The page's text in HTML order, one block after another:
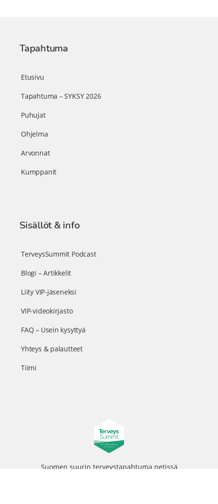
Tapahtuma
Etusivu
Tapahtuma – SYKSY 2026
Puhujat
Ohjelma
Arvonnat
Kumppanit
Sisällöt & info
TerveysSummit Podcast
Blogi – Artikkelit
Liity VIP-jäseneksi
VIP-videokirjasto
FAQ – Usein kysyttyä
Yhteys & palautteet
Tiimi
Suomen suurin terveystapahtuma netissä